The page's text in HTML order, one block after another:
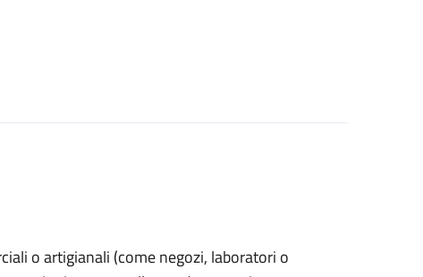
o artigianali (come negozi, laboratori o